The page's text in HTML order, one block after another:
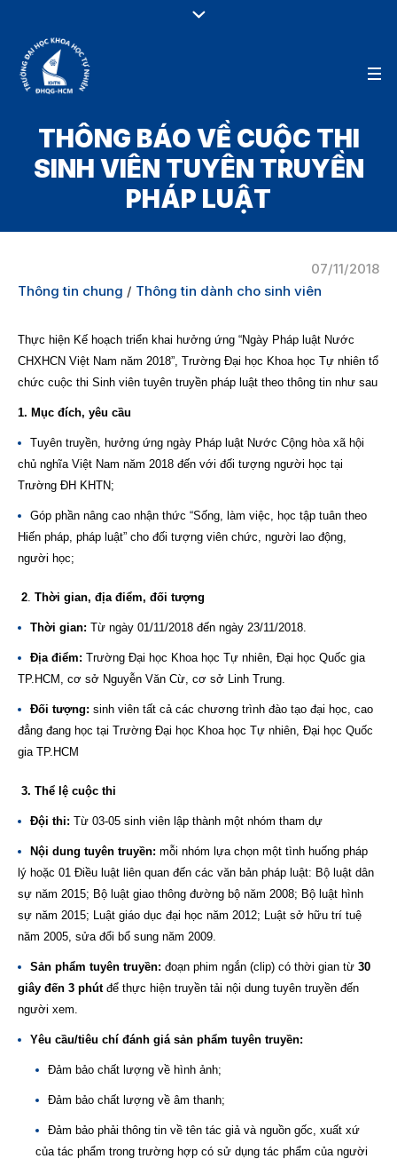
THÔNG BÁO VỀ CUỘC THI
SINH VIÊN TUYÊN TRUYỀN
PHÁP LUẬT
07/11/2018
Thông tin chung / Thông tin dành cho sinh viên
Thực hiện Kế hoạch triển khai hưởng ứng “Ngày Pháp luật Nước
CHXHCN Việt Nam năm 2018”, Trường Đại học Khoa học Tự nhiên tổ
chức cuộc thi Sinh viên tuyên truyền pháp luật theo thông tin như sau
1. Mục đích, yêu cầu
Tuyên truyền, hưởng ứng ngày Pháp luật Nước Cộng hòa xã hội
chủ nghĩa Việt Nam năm 2018 đến với đối tượng người học tại
Trường ĐH KHTN;
Góp phần nâng cao nhận thức “Sống, làm việc, học tập tuân theo
Hiến pháp, pháp luật” cho đối tượng viên chức, người lao động,
người học;
2 Thời gian, địa điểm, đối tượng
Thời gian: Từ ngày 01/11/2018 đến ngày 23/11/2018.
Địa điểm: Trường Đại học Khoa học Tự nhiên, Đại học Quốc gia
TP.HCM, cơ sở Nguyễn Văn Cừ, cơ sở Linh Trung.
Đối tượng: sinh viên tất cả các chương trình đào tạo đại học, cao
đẳng đang học tại Trường Đại học Khoa học Tự nhiên, Đại học Quốc
gia TP.HCM
3. Thể lệ cuộc thi
Đội thi: Từ 03-05 sinh viên lập thành một nhóm tham dự
Nội dung tuyên truyền: mỗi nhóm lựa chọn một tình huống pháp
lý hoặc 01 Điều luật liên quan đến các văn bản pháp luật: Bộ luật dân
sự năm 2015; Bộ luật giao thông đường bộ năm 2008; Bộ luật hình
sự năm 2015; Luật giáo dục đại học năm 2012; Luật sở hữu trí tuệ
năm 2005, sửa đổi bổ sung năm 2009.
Sản phẩm tuyên truyền: đoạn phim ngắn (clip) có thời gian từ 30
giây đến 3 phút để thực hiện truyền tải nội dung tuyên truyền đến
người xem.
Yêu cầu/tiêu chí đánh giá sản phẩm tuyên truyền:
Đảm bảo chất lượng về hình ảnh;
Đảm bảo chất lượng về âm thanh;
Đảm bảo phải thông tin về tên tác giả và nguồn gốc, xuất xứ
của tác phẩm trong trường hợp có sử dụng tác phẩm của người